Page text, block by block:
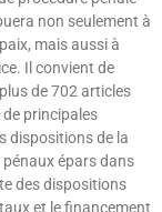
non seulement à
mais aussi à
Il convient de
de 702 articles
principales
dispositions de la
épars dans
des dispositions
et le financement